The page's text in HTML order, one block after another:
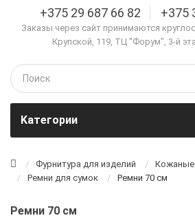
+375 29 687 66 82 +375
Заказы через сайт принимаются
Крупской, 119, ТЦ "Форум", 3-й
Kатегории
Фурнитура для изделий
Кожаные
Ремни для сумок
Ремни 70 см
Ремни 70 см